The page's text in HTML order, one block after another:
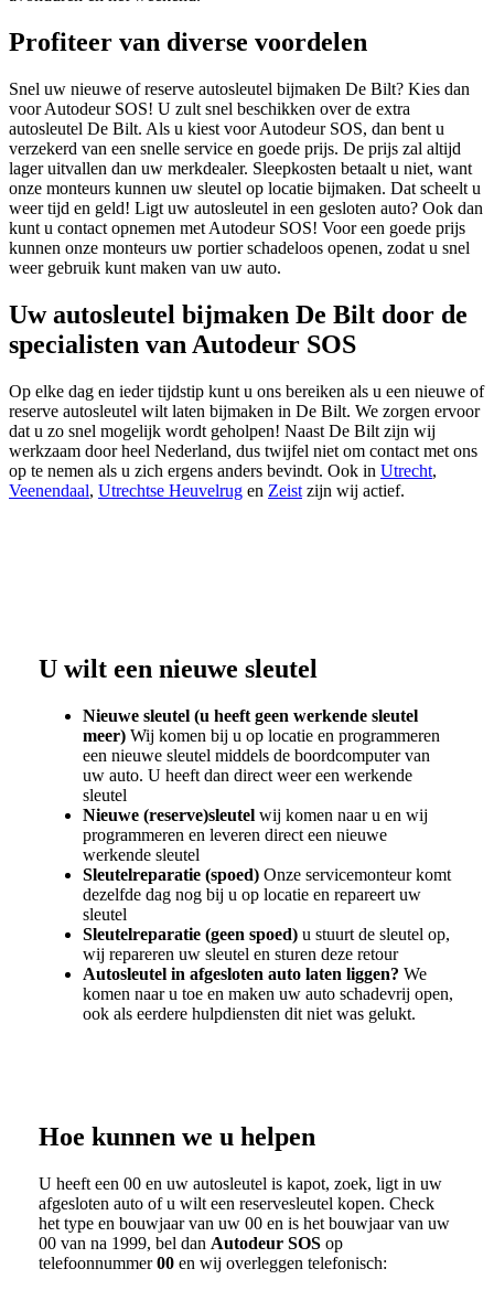
Profiteer van diverse voordelen
Snel uw nieuwe of reserve autosleutel bijmaken De Bilt? Kies dan
voor Autodeur SOS! U zult snel beschikken over de extra
autosleutel De Bilt. Als u kiest voor Autodeur SOS, dan bent u
verzekerd van een snelle service en goede prijs. De prijs zal altijd
lager uitvallen dan uw merkdealer. Sleepkosten betaalt u niet, want
onze monteurs kunnen uw sleutel op locatie bijmaken. Dat scheelt u
weer tijd en geld! Ligt uw autosleutel in een gesloten auto? Ook dan
kunt u contact opnemen met Autodeur SOS! Voor een goede prijs
kunnen onze monteurs uw portier schadeloos openen, zodat u snel
weer gebruik kunt maken van uw auto.
Uw autosleutel bijmaken De Bilt door de
specialisten van Autodeur SOS
Op elke dag en ieder tijdstip kunt u ons bereiken als u een nieuwe of
reserve autosleutel wilt laten bijmaken in De Bilt. We zorgen ervoor
dat u zo snel mogelijk wordt geholpen! Naast De Bilt zijn wij
werkzaam door heel Nederland, dus twijfel niet om contact met ons
op te nemen als u zich ergens anders bevindt. Ook in Utrecht,
Veenendaal, Utrechtse Heuvelrug en Zeist zijn wij actief.
U wilt een nieuwe sleutel
Nieuwe sleutel (u heeft geen werkende sleutel
meer) Wij komen bij u op locatie en programmeren
een nieuwe sleutel middels de boordcomputer van
uw auto. U heeft dan direct weer een werkende
sleutel
Nieuwe (reserve)sleutelwij komen naar u en wij
programmeren en leveren direct een nieuwe
werkende sleutel
Sleutelreparatie (spoed)Onze servicemonteur komt
dezelfde dag nog bij u op locatie en repareert uw
sleutel
Sleutelreparatie (geen spoed) u stuurt de sleutel op,
wij repareren uw sleutel en sturen deze retour
Autosleutel in afgesloten auto laten liggen? We
komen naar u toe en maken uw auto schadevrij open,
ook als eerdere hulpdiensten dit niet was gelukt.
Hoe kunnen we u helpen
U heeft een 00en uw autosleutel is kapot, zoek, ligt in uw
afgesloten auto of u wilt een reservesleutel kopen. Check
het type en bouwjaar van uw 00en is het bouwjaar van uw
00van na 1999, bel dan Autodeur SOSop
telefoonnummer00en wij overleggen telefonisch: